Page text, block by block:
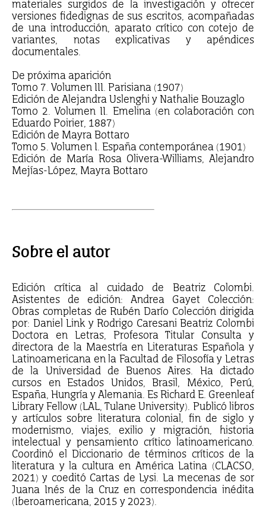
materiales surgidos de la investigación y ofrecer
versiones fidedignas de sus escritos, acompañadas
de una introducción, aparato crítico con cotejo de
variantes, notas explicativas y apéndices
documentales.
De próxima aparición
Tomo 7. Volumen III. Parisiana (1907)
Edición de Alejandra Uslenghi y Nathalie Bouzaglo
Tomo 2. Volumen II. Emelina (en colaboración con
Eduardo Poirier, 1887)
Edición de Mayra Bottaro
Tomo 5. Volumen I. España contemporánea (1901)
Edición de María Rosa Olivera-Williams, Alejandro
Mejías-López, Mayra Bottaro
Sobre el autor
Edición crítica al cuidado de Beatriz Colombi.
Asistentes de edición: Andrea Gayet Colección:
Obras completas de Rubén Darío Colección dirigida
por: Daniel Link y Rodrigo Caresani Beatriz Colombi
Doctora en Letras, Profesora Titular Consulta y
directora de la Maestría en Literaturas Española y
Latinoamericana en la Facultad de Filosofía y Letras
de la Universidad de Buenos Aires. Ha dictado
cursos en Estados Unidos, Brasil, México, Perú,
España, Hungría y Alemania. Es Richard E. Greenleaf
Library Fellow (LAL, Tulane University). Publicó libros
y artículos sobre literatura colonial, fin de siglo y
modernismo, viajes, exilio y migración, historia
intelectual y pensamiento crítico latinoamericano.
Coordinó el Diccionario de términos críticos de la
literatura y la cultura en América Latina (CLACSO,
2021) y coeditó Cartas de Lysi. La mecenas de sor
Juana Inés de la Cruz en correspondencia inédita
(Iberoamericana, 2015 y 2023).